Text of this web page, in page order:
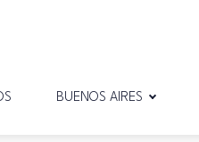
BUENOS AIRES